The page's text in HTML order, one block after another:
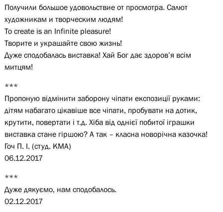
Получили большое удовольствие от просмотра. Салют
художникам и творческим людям!
To create is an Infinite pleasure!
Творите и украшайте свою жизнь!
Дуже сподобалась виставка! Хай Бог дає здоров’я всім
митцям!
***
Пропоную відмінити заборону чіпати експозиції руками:
дітям набагато цікавіше все чіпати, пробувати на дотик,
крутити, повертати і т.д. Хіба від однієї побитої іграшки
виставка стане гіршою? А так – класна новорічна казочка!
Гоч П. І. (студ. КМА)
06.12.2017
***
Дуже дякуємо, нам сподобалось.
02.12.2017